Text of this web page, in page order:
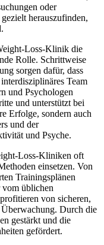
oder
herauszufinden,
Loss-Klinik die
Rolle. Schrittweise
sorgen dafür, dass
Team
und Psychologen
und unterstützt bei
Erfolge, sondern auch
und der
und Psyche.
Loss-Kliniken oft
einsetzen. Von
Trainingsplänen
vom üblichen
von sicheren,
Durch die
gestärkt und die
gefördert.